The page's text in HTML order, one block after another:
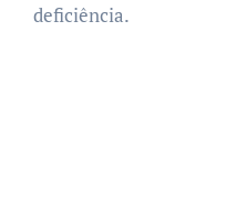
deficiência.